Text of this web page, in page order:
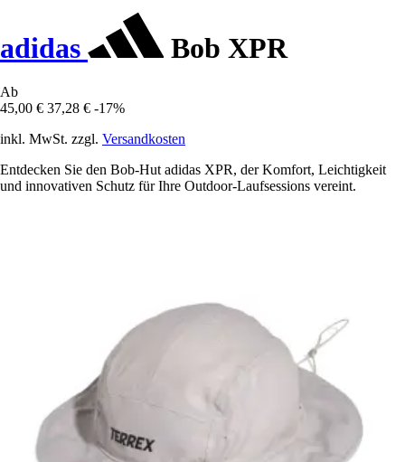
adidas Bob XPR
Ab
45,00 € 37,28 € -17%
inkl. MwSt. zzgl. Versandkosten
Entdecken Sie den Bob-Hut adidas XPR, der Komfort, Leichtigkeit
und innovativen Schutz für Ihre Outdoor-Laufsessions vereint.